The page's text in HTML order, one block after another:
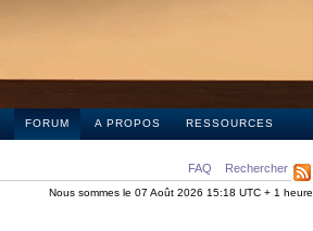
FORUM A PROPOS RESSOURCES
FAQ Rechercher
Nous sommes le 07 Août 2026 15:18 UTC + 1 heure